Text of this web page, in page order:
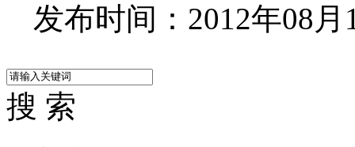
发布时间：2012年08月
搜 索